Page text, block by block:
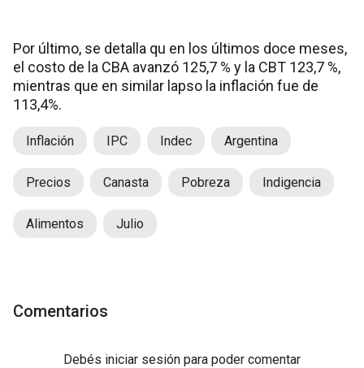
Por último, se detalla qu en los últimos doce meses,
el costo de la CBA avanzó 125,7 % y la CBT 123,7 %,
mientras que en similar lapso la inflación fue de
113,4%.
Inflación IPC Indec Argentina
Precios Canasta Pobreza Indigencia
Alimentos Julio
Comentarios
Debés iniciar sesión para poder comentar